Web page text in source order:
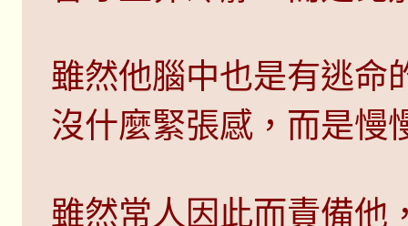
雖然他腦中也是有逃命
沒什麼緊張感，而是慢
雖然常人因此而責備他